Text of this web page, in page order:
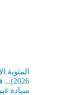
سيادة